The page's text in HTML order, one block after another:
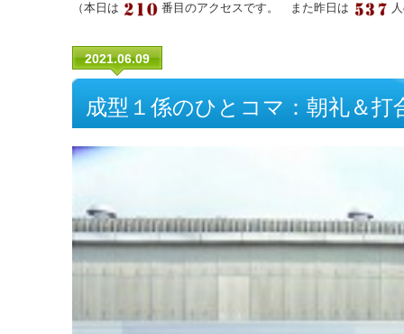
（本日は 番目のアクセスです。 また昨日は
2021.06.09
成型１係のひとコマ：朝礼＆打